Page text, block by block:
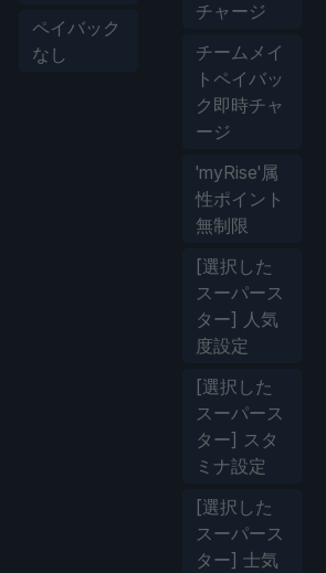
ペイバック
なし
チャージ
チームメイ
トペイバッ
ク即時チャ
ージ
'myRise'属
性ポイント
無制限
[選択した
スーパース
ター] 人気
度設定
[選択した
スーパース
ター] スタ
ミナ設定
[選択した
スーパース
ター] 士気